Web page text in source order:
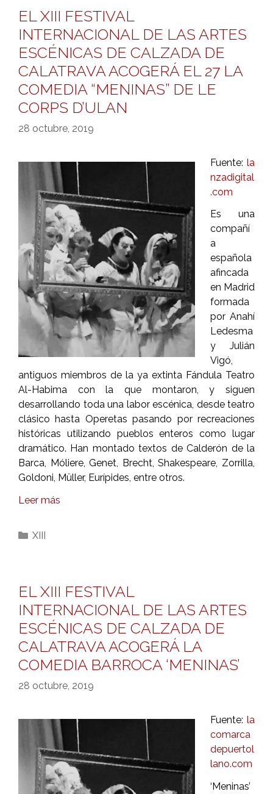
EL XIII FESTIVAL
INTERNACIONAL DE LAS ARTES
ESCÉNICAS DE CALZADA DE
CALATRAVA ACOGERÁ EL 27 LA
COMEDIA “MENINAS” DE LE
CORPS D’ULAN
28 octubre, 2019
Fuente: la
nzadigital
.com
Es una
compañí
a
española
afincada
en Madrid
formada
por Anahí
Ledesma
y Julián
Vigó,
antiguos miembros de la ya extinta Fándula Teatro
Al-Habima con la que montaron, y siguen
desarrollando toda una labor escénica, desde teatro
clásico hasta Operetas pasando por recreaciones
históricas utilizando pueblos enteros como lugar
dramático. Han montado textos de Calderón de la
Barca, Móliere, Genet, Brecht, Shakespeare, Zorrilla,
Goldoni, Müller, Eurípides, entre otros.
Leer más
Categorías
XIII
EL XIII FESTIVAL
INTERNACIONAL DE LAS ARTES
ESCÉNICAS DE CALZADA DE
CALATRAVA ACOGERÁ LA
COMEDIA BARROCA ‘MENINAS’
28 octubre, 2019
Fuente: la
comarca
depuertol
lano.com
‘Meninas’